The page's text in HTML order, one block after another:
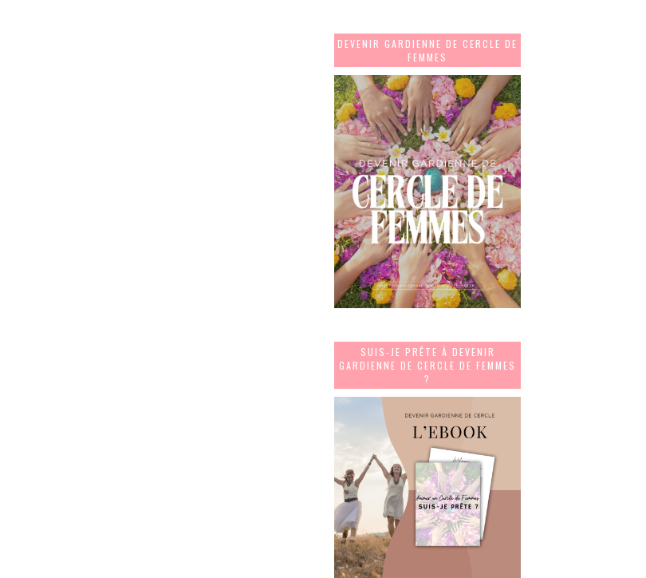
DEVENIR GARDIENNE DE CERCLE DE
FEMMES
SUIS-JE PRÊTE À DEVENIR
GARDIENNE DE CERCLE DE FEMMES
?